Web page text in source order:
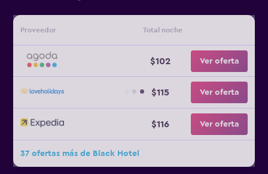
Proveedor Total noche
$102 Ver oferta
$115 Ver oferta
$116 Ver oferta
37 ofertas más de Black Hotel